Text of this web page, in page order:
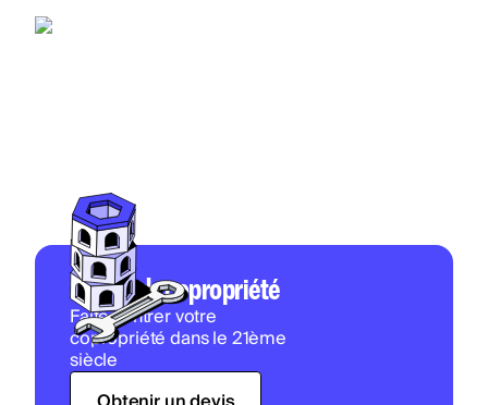
Syndic de copropriété
Faites entrer votre
copropriété dans le 21ème
siècle